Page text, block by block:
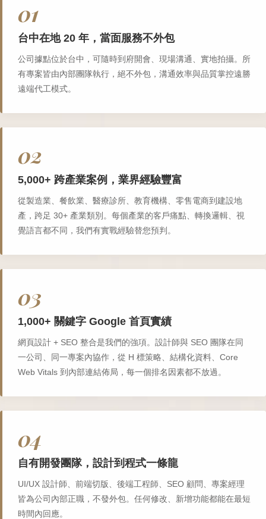
01
台中在地 20 年，當面服務不外包
公司據點位於台中，可隨時到府開會、現場溝通、實地拍攝。所
有專案皆由內部團隊執行，絕不外包，溝通效率與品質掌控遠勝
遠端代工模式。
02
5,000+ 跨產業案例，業界經驗豐富
從製造業、餐飲業、醫療診所、教育機構、零售電商到建設地
產，跨足 30+ 產業類別。每個產業的客戶痛點、轉換邏輯、視
覺語言都不同，我們有實戰經驗替您預判。
03
1,000+ 關鍵字 Google 首頁實績
網頁設計 + SEO 整合是我們的強項。設計師與 SEO 團隊在同
一公司、同一專案內協作，從 H 標策略、結構化資料、Core
Web Vitals 到內部連結佈局，每一個排名因素都不放過。
04
自有開發團隊，設計到程式一條龍
UI/UX 設計師、前端切版、後端工程師、SEO 顧問、專案經理
皆為公司內部正職，不發外包。任何修改、新增功能都能在最短
時間內回應。